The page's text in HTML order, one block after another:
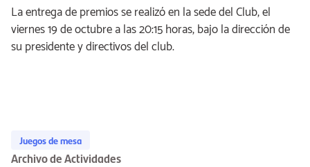
La entrega de premios se realizó en la sede del Club, el
viernes 19 de octubre a las 20:15 horas, bajo la dirección de
su presidente y directivos del club.
Juegos de mesa
Archivo de Actividades